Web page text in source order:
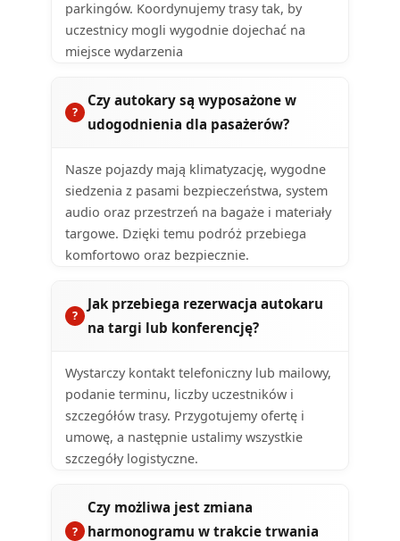
parkingów. Koordynujemy trasy tak, by
uczestnicy mogli wygodnie dojechać na
miejsce wydarzenia
Czy autokary są wyposażone w
udogodnienia dla pasażerów?
Nasze pojazdy mają klimatyzację, wygodne
siedzenia z pasami bezpieczeństwa, system
audio oraz przestrzeń na bagaże i materiały
targowe. Dzięki temu podróż przebiega
komfortowo oraz bezpiecznie.
Jak przebiega rezerwacja autokaru
na targi lub konferencję?
Wystarczy kontakt telefoniczny lub mailowy,
podanie terminu, liczby uczestników i
szczegółów trasy. Przygotujemy ofertę i
umowę, a następnie ustalimy wszystkie
szczegóły logistyczne.
Czy możliwa jest zmiana
harmonogramu w trakcie trwania